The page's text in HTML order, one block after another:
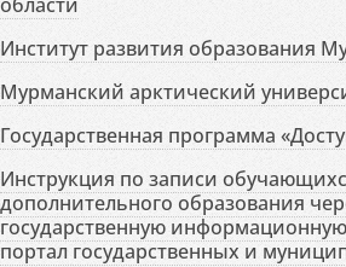
Институт развития образования
Мурманский арктический
Государственная программа
Инструкция по записи
дополнительного образования
государственную
портал государственных и